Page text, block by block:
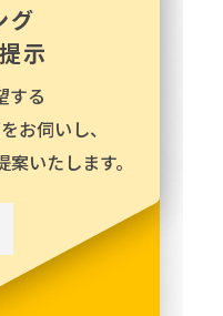
グ
示
する
お伺いし、
案いたします。